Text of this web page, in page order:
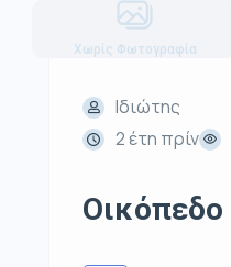
Χωρίς Φωτογραφία
Ιδιώτης
2 έτη πρίν
Οικόπεδο